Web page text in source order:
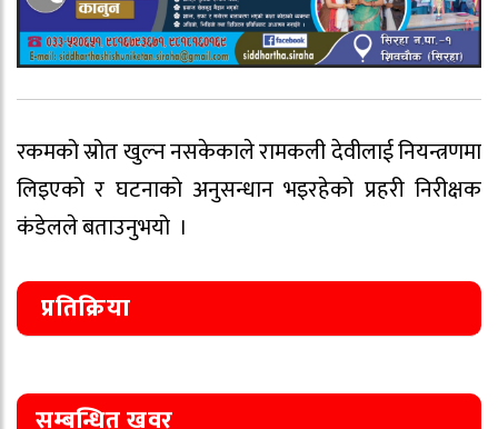
रकमको स्रोत खुल्न नसकेकाले रामकली देवीलाई नियन्त्रणमा
लिइएको र घटनाको अनुसन्धान भइरहेको प्रहरी निरीक्षक
कंडेलले बताउनुभयो ।
प्रतिक्रिया
सम्बन्धित खवर